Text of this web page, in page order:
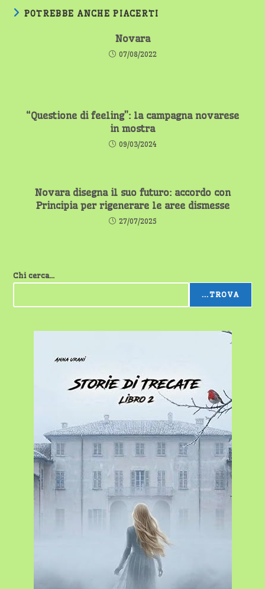
POTREBBE ANCHE PIACERTI
Novara
07/08/2022
“Questione di feeling”: la campagna novarese
in mostra
09/03/2024
Novara disegna il suo futuro: accordo con
Principia per rigenerare le aree dismesse
27/07/2025
Chi cerca...
...TROVA